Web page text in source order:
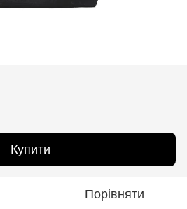
Купити
Порівняти